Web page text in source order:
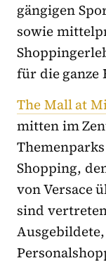
gängigen
sowie
für die ganze
The Mall at
mitten im
Shopping,
von Versace
sind